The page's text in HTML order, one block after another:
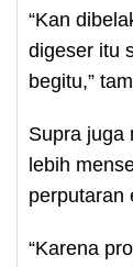
“Kan
digeser itu
begitu,”
Supra juga
lebih
perputaran
“Karena